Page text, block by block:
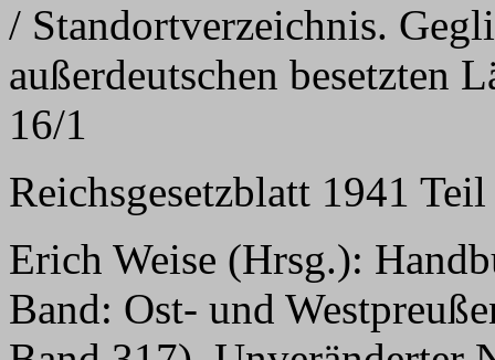
/ Standortverzeichnis.
außerdeutschen besetzten
16/1
Reichsgesetzblatt 1941
Erich Weise (Hrsg.):
Band: Ost- und